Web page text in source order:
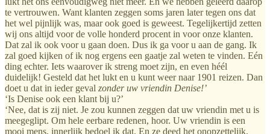
te vertrouwen. Want klanten zeggen soms jaren later tegen ons dat
het wel pijnlijk was, maar ook goed is geweest. Tegelijkertijd zetten
wij ons altijd voor de volle honderd procent in voor onze klanten.
Dat zal ik ook voor u gaan doen. Dus ik ga voor u aan de gang. Ik
zal goed kijken of ik nog ergens een gaatje zal weten te vinden. Eén
ding echter. Iets waarover ik streng moet zijn, en even héél
duidelijk! Gesteld dat het lukt en u kunt weer naar 1901 reizen. Dan
doet u dat in ieder geval zonder uw vriendin Denise!’
‘Is Denise ook een klant bij u?’
‘Nee, dat is zij niet. Je zou kunnen zeggen dat uw vriendin met u is
meegeglipt. Om hele eerbare redenen, hoor. Uw vriendin is een
mooi mens, innerlijk bedoel ik dat. En ze deed het onopzettelijk.